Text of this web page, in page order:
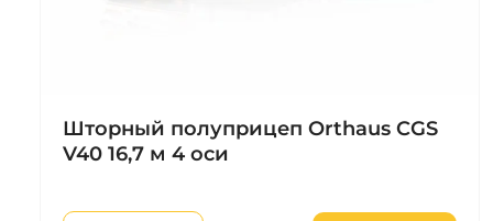
Шторный полуприцеп Orthaus CGS
V40 16,7 м 4 оси